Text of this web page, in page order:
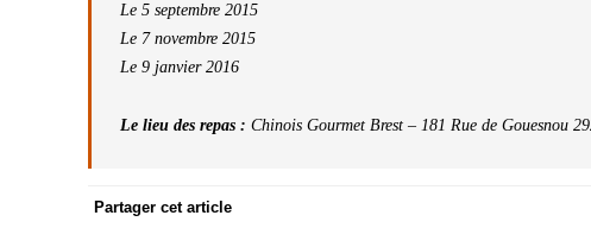
Le 5 septembre 2015
Le 7 novembre 2015
Le 9 janvier 2016
Le lieu des repas : Chinois Gourmet Brest – 181 Rue de Gouesnou
Partager cet article